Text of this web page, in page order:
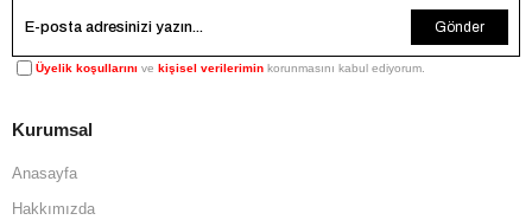
Gönder
Üyelik koşullarını ve kişisel verilerimin korunmasını kabul ediyorum.
Kurumsal
Anasayfa
Hakkımızda